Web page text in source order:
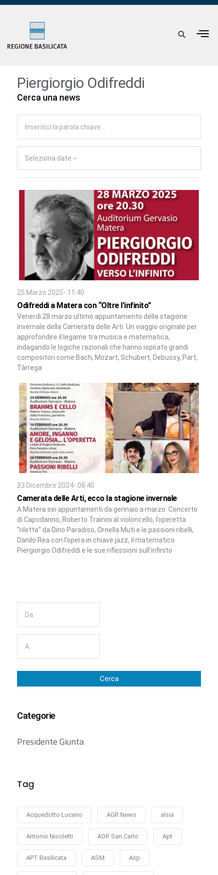
Piergiorgio Odifreddi
Cerca una news
Seleziona date
25 Marzo 2025- 11:40
Odifreddi a Matera con “Oltre l’infinito”
Venerdì 28 marzo ultimo appuntamento della stagione
invernale della Camerata delle Arti. Un viaggio originale per
approfondire il legame tra musica e matematica,
indagando le logiche razionali che hanno ispirato grandi
compositori come Bach, Mozart, Schubert, Debussy, Pärt,
Tàrrega
23 Dicembre 2024- 08:40
Camerata delle Arti, ecco la stagione invernale
A Matera sei appuntamenti da gennaio a marzo: Concerto
di Capodanno, Roberto Trainini al violoncello, l’operetta
“riletta” da Dino Paradiso, Ornella Muti e le passioni ribelli,
Danilo Rea con l’opera in chiave jazz, il matematico
Piergiorgio Odifreddi e le sue riflessioni sull’infinito
Cerca
Categorie
Presidente Giunta
Tag
Acquedotto Lucano AGR News alsia
Antonio Nicoletti AOR San Carlo Apt
APT Basilicata ASM Asp